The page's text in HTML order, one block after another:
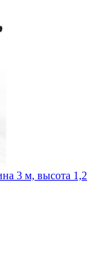
3 м, высота 1,2